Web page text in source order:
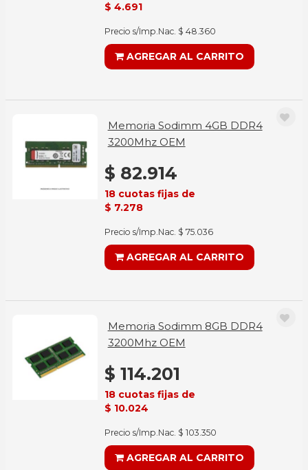
$ 4.691
Precio s/Imp.Nac. $ 48.360
AGREGAR AL CARRITO
Memoria Sodimm 4GB DDR4
3200Mhz OEM
$ 82.914
18 cuotas fijas de
$ 7.278
Precio s/Imp.Nac. $ 75.036
AGREGAR AL CARRITO
Memoria Sodimm 8GB DDR4
3200Mhz OEM
$ 114.201
18 cuotas fijas de
$ 10.024
Precio s/Imp.Nac. $ 103.350
AGREGAR AL CARRITO